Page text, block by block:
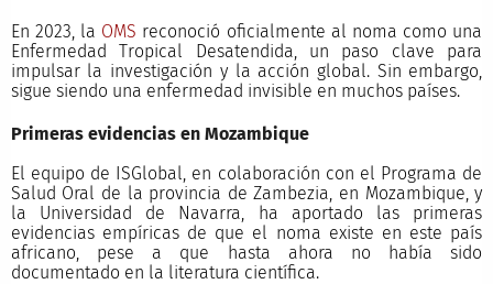
En 2023, la OMS reconoció oficialmente al noma como una
Enfermedad Tropical Desatendida, un paso clave para
impulsar la investigación y la acción global. Sin embargo,
sigue siendo una enfermedad invisible en muchos países.
Primeras evidencias en Mozambique
El equipo de ISGlobal, en colaboración con el Programa de
Salud Oral de la provincia de Zambezia, en Mozambique, y
la Universidad de Navarra, ha aportado las primeras
evidencias empíricas de que el noma existe en este país
africano, pese a que hasta ahora no había sido
documentado en la literatura científica.